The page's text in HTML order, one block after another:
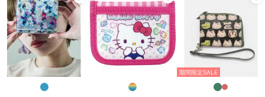
期間限定SALE